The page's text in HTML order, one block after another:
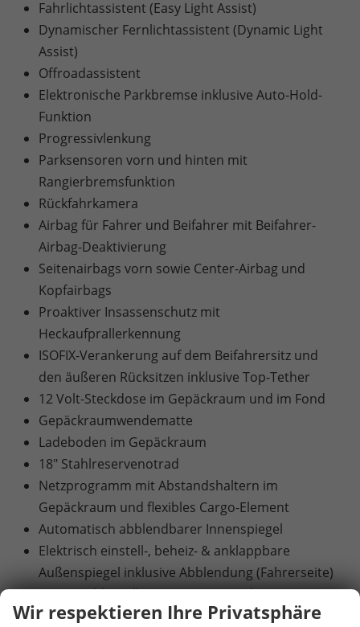
Fahrlichtassistent (Easy Light Assist)
Dynamischer Fernlichtassistent (Dynamic Light
Assist)
Offroadassistent
Elektronische Parkbremse inklusive Auto-Hold-
Funktion
Progressivlenkung
Parksensoren vorn und hinten mit
Rangierbremsfunktion
Rückfahrkamera
Airbag für Fahrer und Beifahrer mit Beifahrer-
Airbag-Deaktivierung
Seitenairbags vorn sowie Center-Airbag und
Kopfairbags
Proaktiver Insassenschutz mit
Heckaufprallerkennung
ISOFIX-Verankerung auf dem Beifahrersitz und
den äußeren Rücksitzen inklusive Top-Tether
12 Volt-Steckdose im Gepäckraum und im Fond
Gepäckraumwendematte
Ladeboden im Gepäckraum
18" Stahlreservenotrad
Netzprogramm mit Abstandshaltern im
Gepäckraum und flexibles Cargo-Element
Automatisch abblendbarer Innenspiegel
Elektrisch einstell-, beheiz- & anklappbare
Außenspiegel inklusive Abblendung (Fahrerseite)
KESSY(Schlüsselloses Zugangs- und Start-Stopp-
System) und SAFE-System
Wir respektieren Ihre Privatsphäre